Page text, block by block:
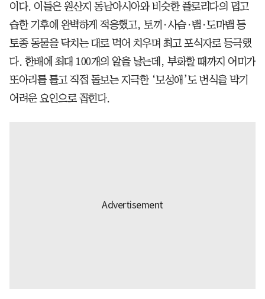
이다. 이들은 원산지 동남아시아와 비슷한 플로리다의 덥고
습한 기후에 완벽하게 적응했고, 토끼·사슴·뱀·도마뱀 등
토종 동물을 닥치는 대로 먹어 치우며 최고 포식자로 등극했
다. 한배에 최대 100개의 알을 낳는데, 부화할 때까지 어미가
또아리를 틀고 직접 돌보는 지극한 ‘모성애’도 번식을 막기
어려운 요인으로 꼽힌다.